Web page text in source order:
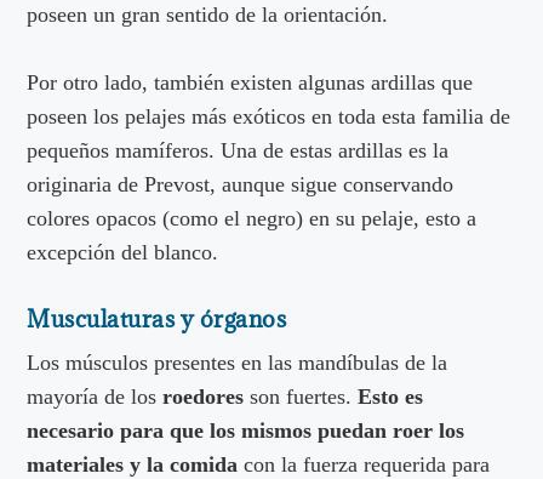
poseen un gran sentido de la orientación.
Por otro lado, también existen algunas ardillas que
poseen los pelajes más exóticos en toda esta familia de
pequeños mamíferos. Una de estas ardillas es la
originaria de Prevost, aunque sigue conservando
colores opacos (como el negro) en su pelaje, esto a
excepción del blanco.
Musculaturas y órganos
Los músculos presentes en las mandíbulas de la
mayoría de losroedores son fuertes.Esto es
necesario para que los mismos puedan roer los
materiales y la comida con la fuerza requerida para